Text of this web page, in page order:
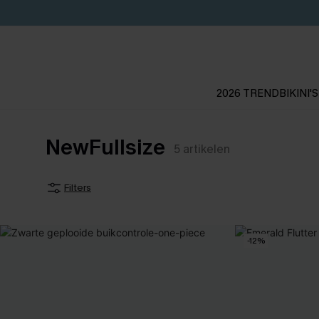
2026 TRENDBIKINI'S
NewFullsize 5 artikelen
Filters
-12%